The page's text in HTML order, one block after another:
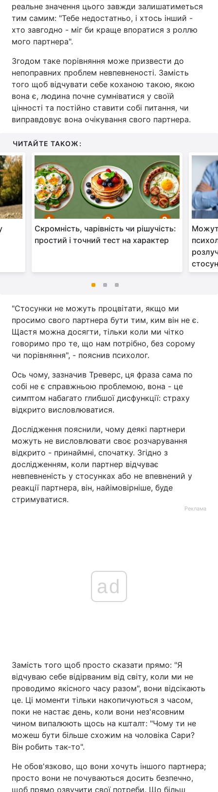
реальне значення цього завжди залишатиметься
тим самим: "Тебе недостатньо, і хтось інший -
хто завгодно - міг би краще впоратися з роллю
мого партнера".
Згодом таке порівняння може призвести до
непоправних проблем невпевненості. Замість
того щоб відчувати себе коханою такою, якою
вона є, людина почне сумніватися у своїй
цінності та постійно ставити собі питання, чи
виправдовує вона очікування свого партнера.
ЧИТАЙТЕ ТАКОЖ:
Скромність, чарівність чи рішучість:
простий і точний тест на характер
"Стосунки не можуть процвітати, якщо ми
просимо свого партнера бути тим, ким він не є.
Щастя можна досягти, тільки коли ми чітко
говоримо про те, що нам потрібно, без сорому
чи порівняння", - пояснив психолог.
Ось чому, зазначив Треверс, ця фраза сама по
собі не є справжньою проблемою, вона - це
симптом набагато глибшої дисфункції: страху
відкрито висловлюватися.
Дослідження пояснили, чому деякі партнери
можуть не висловлювати своє розчарування
відкрито - принаймні, спочатку. Згідно з
дослідженням, коли партнер відчуває
невпевненість у стосунках або не впевнений у
реакції партнера, він, найімовірніше, буде
стримуватися.
Реклама
ad
Замість того щоб просто сказати прямо: "Я
відчуваю себе відірваним від світу, коли ми не
проводимо якісного часу разом", вони відсікають
це. Ці моменти тільки накопичуються з часом,
поки не настає день, коли вони нез'ясовним
чином випалюють щось на кшталт: "Чому ти не
можеш бути більше схожим на чоловіка Сари?
Він робить так-то".
Не обов'язково, що вони хочуть іншого партнера;
просто вони не почуваються досить безпечно,
щоб прямо озвучити свої потреби. Що більш